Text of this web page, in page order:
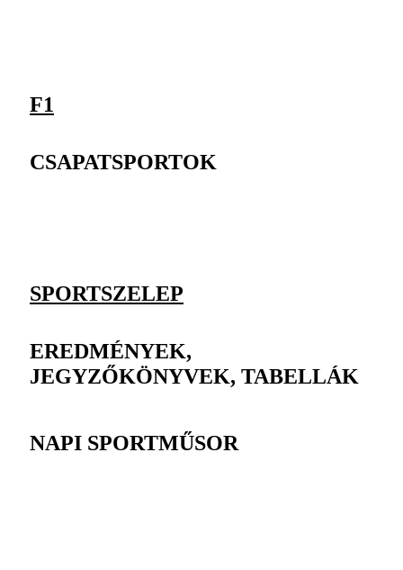
F1
CSAPATSPORTOK
SPORTSZELEP
EREDMÉNYEK,
JEGYZŐKÖNYVEK, TABELLÁK
NAPI SPORTMŰSOR